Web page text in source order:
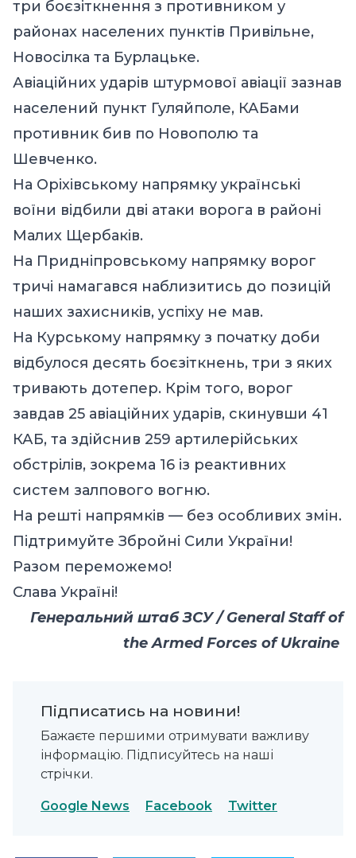
три боєзіткнення з противником у
районах населених пунктів Привільне,
Новосілка та Бурлацьке.
Авіаційних ударів штурмової авіації зазнав
населений пункт Гуляйполе, КАБами
противник бив по Новополю та
Шевченко.
На Оріхівському напрямку українські
воїни відбили дві атаки ворога в районі
Малих Щербаків.
На Придніпровському напрямку ворог
тричі намагався наблизитись до позицій
наших захисників, успіху не мав.
На Курському напрямку з початку доби
відбулося десять боєзіткнень, три з яких
тривають дотепер. Крім того, ворог
завдав 25 авіаційних ударів, скинувши 41
КАБ, та здійснив 259 артилерійських
обстрілів, зокрема 16 із реактивних
систем залпового вогню.
На решті напрямків — без особливих змін.
Підтримуйте Збройні Сили України!
Разом переможемо!
Слава Україні!
Генеральний штаб ЗСУ / General Staff of
the Armed Forces of Ukraine
Підписатись на новини!
Бажаєте першими отримувати важливу
інформацію. Підписуйтесь на наші
стрічки.
Google News Facebook Twitter